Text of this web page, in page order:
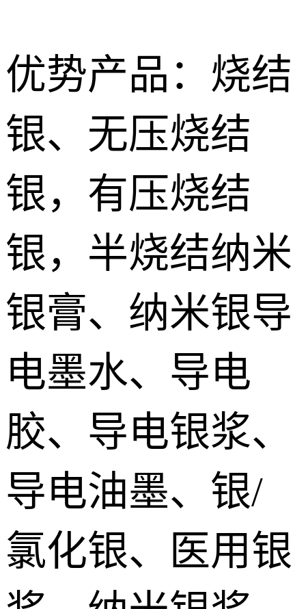
优势产品：烧结
银、无压烧结
银，有压烧结
银，半烧结纳米
银膏、纳米银导
电墨水、导电
胶、导电银浆、
导电油墨、银/
氯化银、医用银
Nano
silver paste
Silver
conductive
adhesive
低温导电银
浆 Low
temperature
conductive
特种胶粘剂
Special
adhesive
有压烧结纳米银膏Pressurize sintered nano silver paste
纳米银浆 Nano silver paste
氮化铝/金刚石烧结银 AlN/Diamond sintered silver Paste